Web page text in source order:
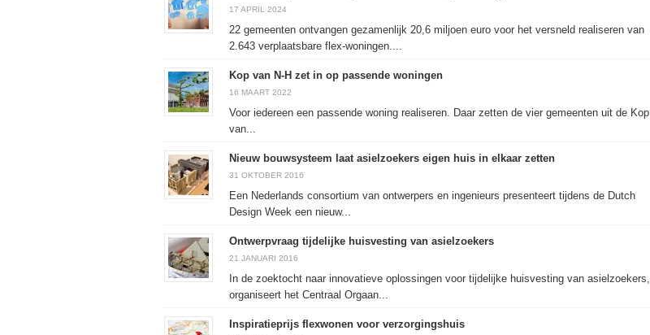
17 APRIL 2024
22 gemeenten ontvangen gezamenlijk 20,6 miljoen euro voor het versneld realiseren van
2.643 verplaatsbare flex-woningen....
Kop van N-H zet in op passende woningen
16 MAART 2022
Voor iedereen een passende woning realiseren. Daar zetten de vier gemeenten uit de Kop
van...
Nieuw bouwsysteem laat asielzoekers eigen huis in elkaar zetten
31 OKTOBER 2016
Een Nederlands consortium van ontwerpers en ingenieurs presenteert tijdens de Dutch
Design Week een nieuw...
Ontwerpvraag tijdelijke huisvesting van asielzoekers
21 JANUARI 2016
In de zoektocht naar innovatieve oplossingen voor tijdelijke huisvesting van asielzoekers,
organiseert het Centraal Orgaan...
Inspiratieprijs flexwonen voor verzorgingshuis